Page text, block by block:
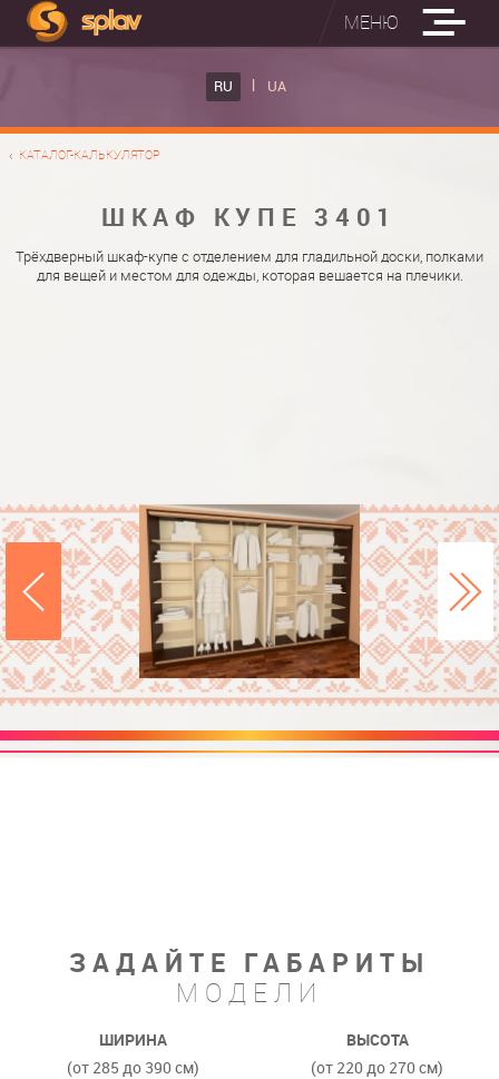
МЕНЮ
RU UA
КАТАЛОГ-КАЛЬКУЛЯТОР
ШКАФ КУПЕ 3401
Трёхдверный шкаф-купе с отделением для гладильной доски, полками
для вещей и местом для одежды, которая вешается на плечики.
ЗАДАЙТЕ ГАБАРИТЫ
МОДЕЛИ
ШИРИНА
(от 285 до 390 см)
ВЫСОТА
(от 220 до 270 см)
ВСТРОЕННЫЕ ГЛАДИЛЬНЫЕ ДОСКИ
НАСТЕННАЯ ГЛАДИЛЬНАЯ ДОСКА "РУСАЛКА"
ФОТО ШКАФОВ КУПЕ
МАТЕРИАЛЫ
ФУРНИТУРА
О НАС